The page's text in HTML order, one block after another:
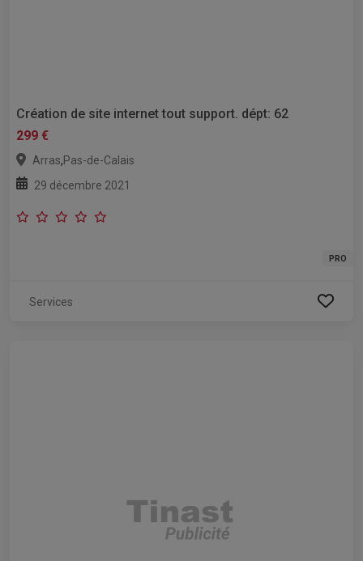
Création de site internet tout support. dépt: 62
299 €
Arras,Pas-de-Calais
29 décembre 2021
PRO
Services